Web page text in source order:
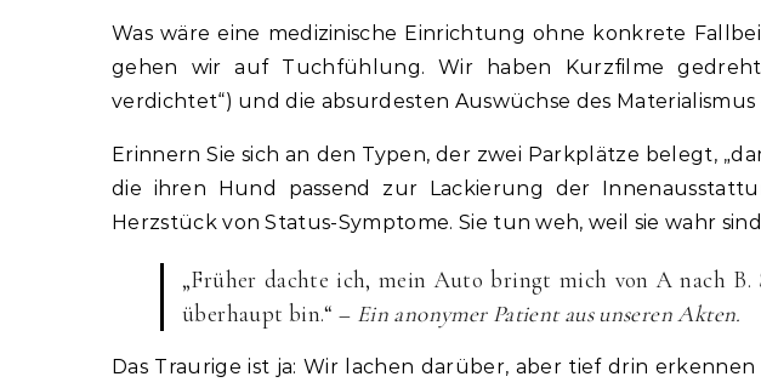
Was wäre eine medizinische Einrichtung ohne konkrete
gehen wir auf Tuchfühlung. Wir haben Kurzfilme
verdichtet“) und die absurdesten Auswüchse des
Erinnern Sie sich an den Typen, der zwei Parkplätze belegt,
die ihren Hund passend zur Lackierung der
Herzstück von Status-Symptome. Sie tun weh, weil sie wahr
„Früher dachte ich, mein Auto bringt mich von A nach
überhaupt bin.“ – Ein anonymer Patient aus unseren Akten.
Das Traurige ist ja: Wir lachen darüber, aber tief drin